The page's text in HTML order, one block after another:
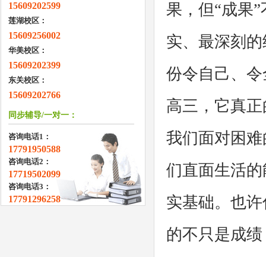
15609202599
莲湖校区：
15609256002
华美校区：
15609202399
东关校区：
15609202766
同步辅导/一对一：
咨询电话1：
17791950588
咨询电话2：
17719502099
咨询电话3：
17791296258
果，但“成果
实、最深刻
份令自己、
高三，它真
我们面对困
们直面生活
实基础。也
的不只是成